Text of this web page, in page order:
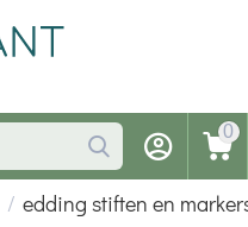
0
/ edding stiften en